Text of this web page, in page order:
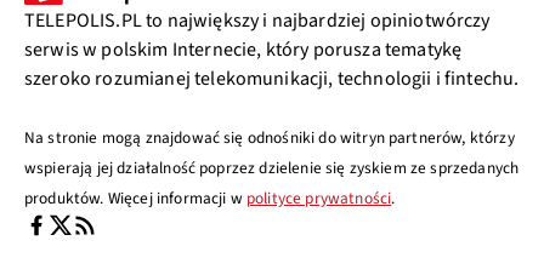
TELEPOLIS.PL to największy i najbardziej opiniotwórczy
serwis w polskim Internecie, który porusza tematykę
szeroko rozumianej telekomunikacji, technologii i fintechu.
Na stronie mogą znajdować się odnośniki do witryn partnerów, którzy
wspierają jej działalność poprzez dzielenie się zyskiem ze sprzedanych
produktów. Więcej informacji w polityce prywatności.